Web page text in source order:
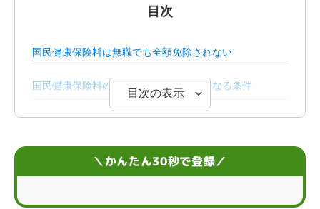
目次
国民健康保険料は無職でも全額免除されない
国民健康保険料の支払いが減免・軽減になる条件
国民健康保険の保険料が決まる仕組み
目次の表示
＼かんたん30秒で登録／